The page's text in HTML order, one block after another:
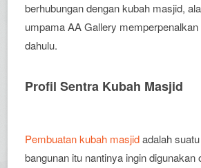
berhubungan dengan kubah masjid,
umpama AA Gallery memperpenalkan
dahulu.
Profil Sentra Kubah Masjid
Pembuatan kubah masjidadalah
bangunan itu nantinya ingin digunakan